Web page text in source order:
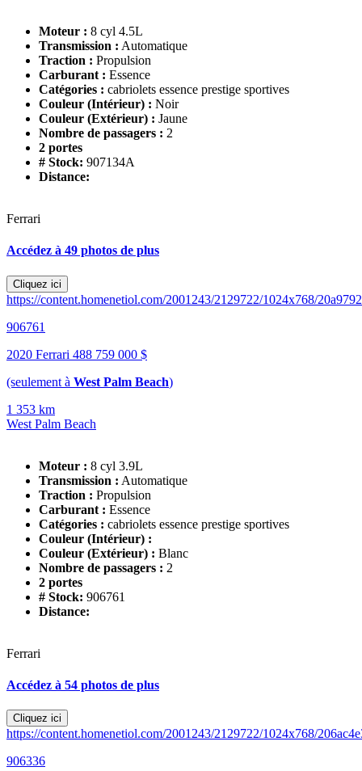
Moteur : 8 cyl 4.5L
Transmission : Automatique
Traction : Propulsion
Carburant : Essence
Catégories : cabriolets essence prestige sportives
Couleur (Intérieur) : Noir
Couleur (Extérieur) : Jaune
Nombre de passagers : 2
2 portes
# Stock: 907134A
Distance:
Ferrari
Accédez à 49 photos de plus
Cliquez ici
https://content.homenetiol.com/2001243/2129722/1024x768/
906761
2020 Ferrari 488 759 000 $
(seulement à West Palm Beach)
1 353 km
West Palm Beach
Moteur : 8 cyl 3.9L
Transmission : Automatique
Traction : Propulsion
Carburant : Essence
Catégories : cabriolets essence prestige sportives
Couleur (Intérieur) :
Couleur (Extérieur) : Blanc
Nombre de passagers : 2
2 portes
# Stock: 906761
Distance:
Ferrari
Accédez à 54 photos de plus
Cliquez ici
https://content.homenetiol.com/2001243/2129722/1024x768/
906336